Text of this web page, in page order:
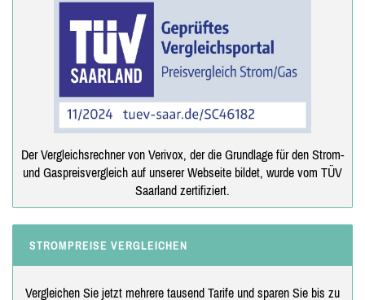
Der Vergleichsrechner von Verivox, der die Grundlage für den Strom-
und Gaspreisvergleich auf unserer Webseite bildet, wurde vom TÜV
Saarland zertifiziert.
STROMPREISE VERGLEICHEN
Vergleichen Sie jetzt mehrere tausend Tarife und sparen Sie bis zu